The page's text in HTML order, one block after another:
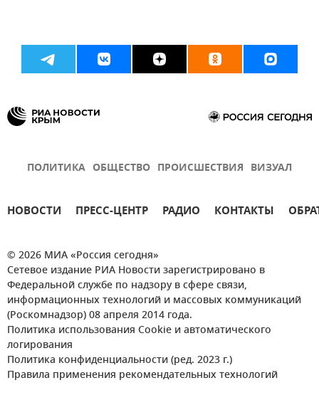
ПОЛИТИКА ОБЩЕСТВО ПРОИСШЕСТВИЯ ВИЗУАЛ
НОВОСТИ ПРЕСС-ЦЕНТР РАДИО КОНТАКТЫ
© 2026 МИА «Россия сегодня»
Сетевое издание РИА Новости зарегистрировано в
Федеральной службе по надзору в сфере связи,
информационных технологий и массовых коммуникаций
(Роскомнадзор) 08 апреля 2014 года.
Политика использования Cookie и автоматического
логирования
Политика конфиденциальности (ред. 2023 г.)
Правила применения рекомендательных технологий